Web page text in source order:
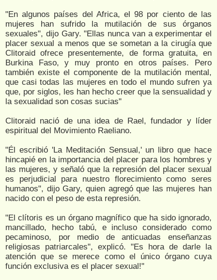
"En algunos países del Africa, el 98 por ciento de las
mujeres han sufrido la mutilación de sus órganos
sexuales", dijo Gary. "Ellas nunca van a experimentar el
placer sexual a menos que se sometan a la cirugía que
Clitoraid ofrece presentemente, de forma gratuita, en
Burkina Faso, y muy pronto en otros países. Pero
también existe el componente de la mutilación mental,
que casi todas las mujeres en todo el mundo sufren ya
que, por siglos, les han hecho creer que la sensualidad y
la sexualidad son cosas sucias"
Clitoraid nació de una idea de Rael, fundador y líder
espiritual del Movimiento Raeliano.
"Él escribió 'La Meditación Sensual,' un libro que hace
hincapié en la importancia del placer para los hombres y
las mujeres, y señaló que la represión del placer sexual
es perjudicial para nuestro florecimiento como seres
humanos", dijo Gary, quien agregó que las mujeres han
nacido con el peso de esta represión.
"El clítoris es un órgano magnífico que ha sido ignorado,
mancillado, hecho tabú, e incluso considerado como
pecaminoso, por medio de anticuadas enseñanzas
religiosas patriarcales", explicó. "Es hora de darle la
atención que se merece como el único órgano cuya
función exclusiva es el placer sexual!"